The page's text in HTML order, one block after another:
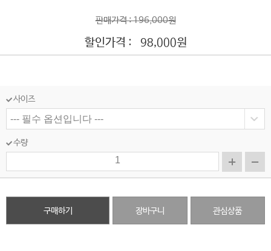
판매가격 : 196,000원
할인가격 : 98,000원
사이즈
수량
구매하기 장바구니 관심상품